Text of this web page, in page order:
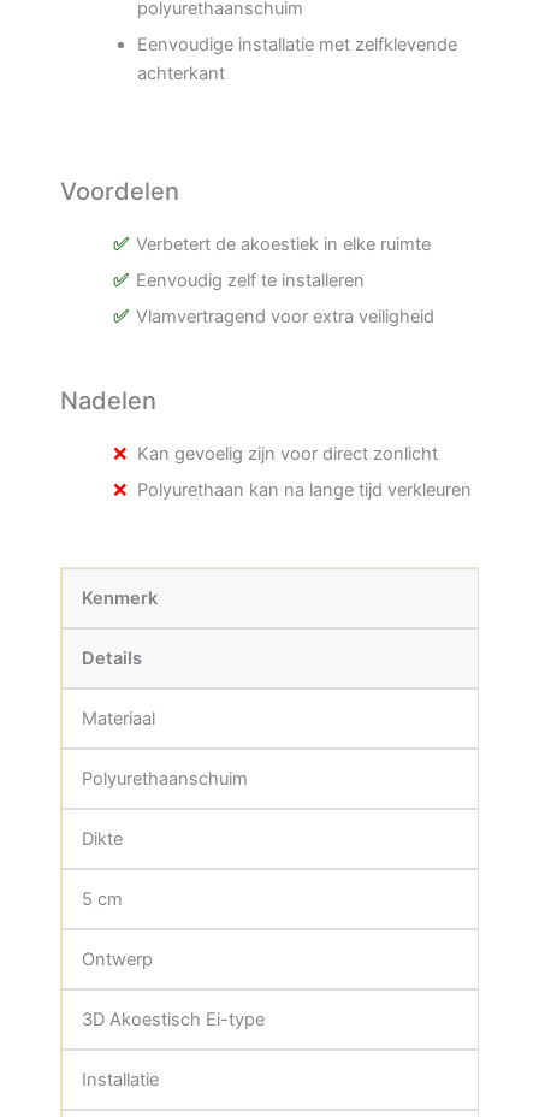
polyurethaanschuim
Eenvoudige installatie met zelfklevende
achterkant
Voordelen
Verbetert de akoestiek in elke ruimte
Eenvoudig zelf te installeren
Vlamvertragend voor extra veiligheid
Nadelen
Kan gevoelig zijn voor direct zonlicht
Polyurethaan kan na lange tijd verkleuren
Kenmerk
Details
Materiaal
Polyurethaanschuim
Dikte
5 cm
Ontwerp
3D Akoestisch Ei-type
Installatie